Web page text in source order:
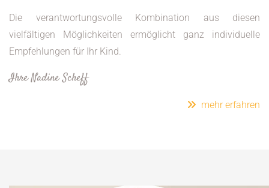
Die verantwortungsvolle Kombination aus diesen
vielfältigen Möglichkeiten ermöglicht ganz individuelle
Empfehlungen für Ihr Kind.
Ihre Nadine Scheff
 mehr erfahren